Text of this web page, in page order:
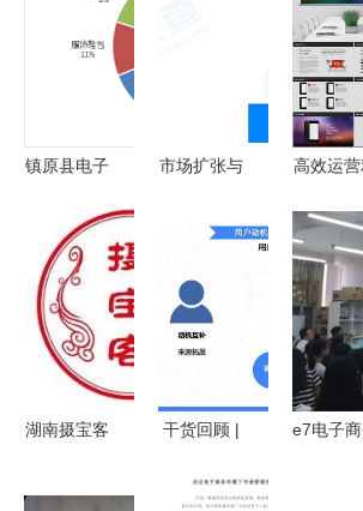
镇原县电子
分析第12期
市场扩张与
天猫成立南
公司的产业
逻辑分析
高效运营
商务模
件下载
（含
8.46MB
商app
PPT模
湖南摄宝客
营管理 解
干货回顾 |
商新增量
e7电子